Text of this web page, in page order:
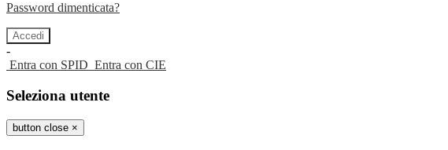
Password dimenticata?
-
Entra con SPID Entra con CIE
Seleziona utente
button close ×